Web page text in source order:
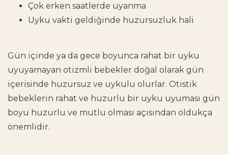
Çok erken saatlerde uyanma
Uyku vakti geldiğinde huzursuzluk hali
Gün içinde ya da gece boyunca rahat bir uyku
uyuyamayan otizmli bebekler doğal olarak gün
içerisinde huzursuz ve uykulu olurlar. Otistik
bebeklerin rahat ve huzurlu bir uyku uyuması gün
boyu huzurlu ve mutlu olması açısından oldukça
önemlidir.